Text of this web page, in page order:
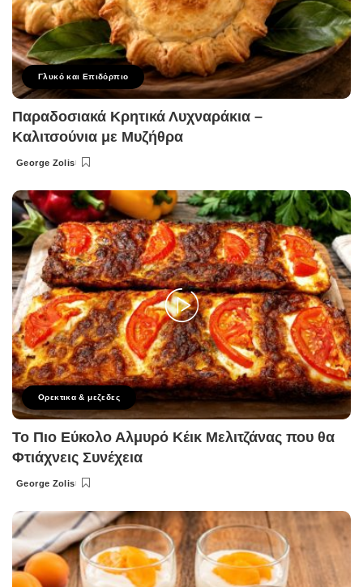
Γλυκό και Επιδόρπιο
Παραδοσιακά Κρητικά Λυχναράκια –
Καλιτσούνια με Μυζήθρα
Posted
George Zolis
Ορεκτικα & μεζεδες
Το Πιο Εύκολο Αλμυρό Κέικ Μελιτζάνας που θα
Φτιάχνεις Συνέχεια
Posted
George Zolis